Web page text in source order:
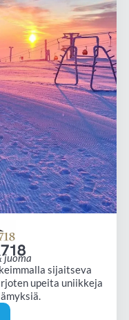
juoma
sijaitseva
upeita uniikkeja